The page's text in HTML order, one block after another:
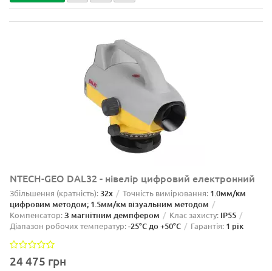
NTECH-GEO DAL32 - нівелір цифровий електронний
Збільшення (кратність):32x Точність вимірювання: 1.0мм/км
цифровим методом; 1.5мм/км візуальним методом
Компенсатор:З магнітним демпфером Клас захисту: IP55
Діапазон робочих температур:-25°C до +50°C Гарантія: 1 рік
24 475 грн